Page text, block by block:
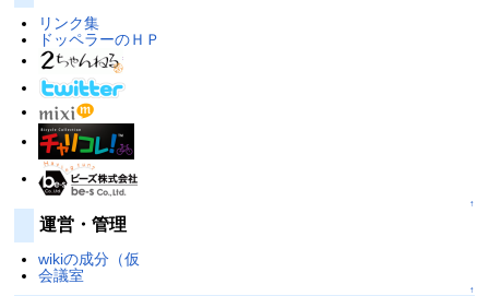
リンク集
ドッペラーのＨＰ
↑
運営・管理
wikiの成分（仮
会議室
↑